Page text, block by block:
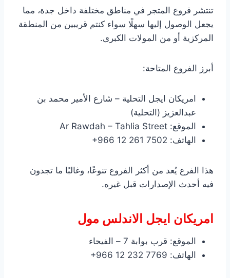
تنتشر فروع المتجر في مناطق مختلفة داخل جدة، مما
يجعل الوصول إليها سهلًا سواء كنتم قريبين من المنطقة
المركزية أو من المولات الكبرى.
أبرز الفروع المتاحة:
امريكان ايجل التحلية – شارع الأمير محمد بن
عبدالعزيز (التحلية)
الموقع: Ar Rawdah – Tahlia Street
الهاتف: ‎+966 12 261 7502
هذا الفرع يُعد من أكثر الفروع تنوعًا، وغالبًا ما تجدون
فيه أحدث الإصدارات قبل غيره.
امريكان ايجل الاندلس مول
الموقع: قرب بوابة 7 – الفيحاء
الهاتف: ‎+966 12 232 7769